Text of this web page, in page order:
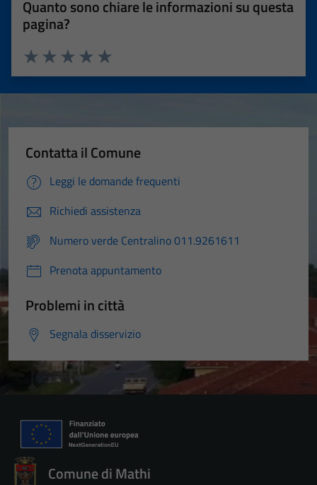
Quanto sono chiare le informazioni su questa
pagina?
Valuta 5 stelle su 5
Valuta 4 stelle su 5
Valuta 3 stelle su 5
Valuta 2 stelle su 5
Valuta 1 stelle su 5
Contatta il Comune
Leggi le domande frequenti
Richiedi assistenza
Numero verde Centralino 011.9261611
Prenota appuntamento
Problemi in città
Segnala disservizio
Comune di Mathi